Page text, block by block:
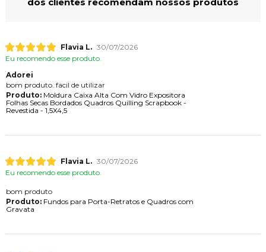
Flavia L. 30/07/2026
Eu recomendo esse produto.
Adorei
bom produto. facil de utilizar
Produto:Moldura Caixa Alta Com Vidro Expositora
Folhas Secas Bordados Quadros Quilling Scrapbook -
Revestida - 1,5X4,5
Flavia L. 30/07/2026
Eu recomendo esse produto.
bom produto
Produto:Fundos para Porta-Retratos e Quadros com
Gravata